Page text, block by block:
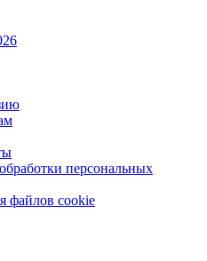
персональных
файлов cookie